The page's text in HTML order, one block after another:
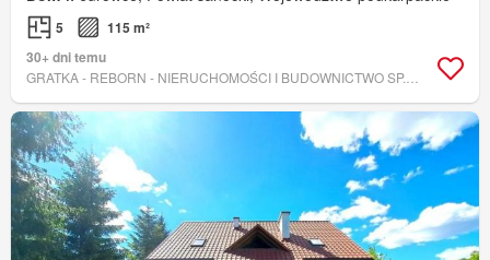
5
115 m²
30+ dni temu